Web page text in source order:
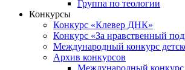
Группа по теологии
Конкурсы
Конкурс «Клевер ДНК»
Конкурс «За нравственный
Международный конкурс
Архив конкурсов
Международный